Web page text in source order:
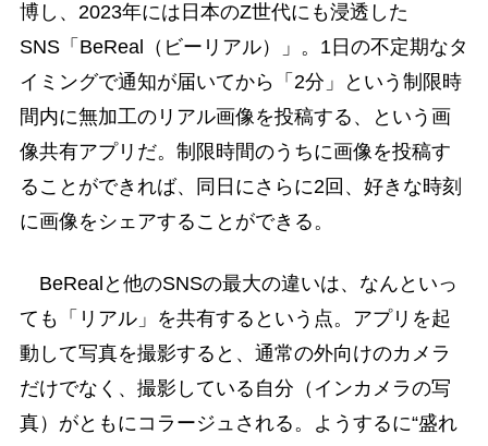
博し、2023年には日本のZ世代にも浸透した
SNS「BeReal（ビーリアル）」。1日の不定期なタ
イミングで通知が届いてから「2分」という制限時
間内に無加工のリアル画像を投稿する、という画
像共有アプリだ。制限時間のうちに画像を投稿す
ることができれば、同日にさらに2回、好きな時刻
に画像をシェアすることができる。
BeRealと他のSNSの最大の違いは、なんといっ
ても「リアル」を共有するという点。アプリを起
動して写真を撮影すると、通常の外向けのカメラ
だけでなく、撮影している自分（インカメラの写
真）がともにコラージュされる。ようするに“盛れ